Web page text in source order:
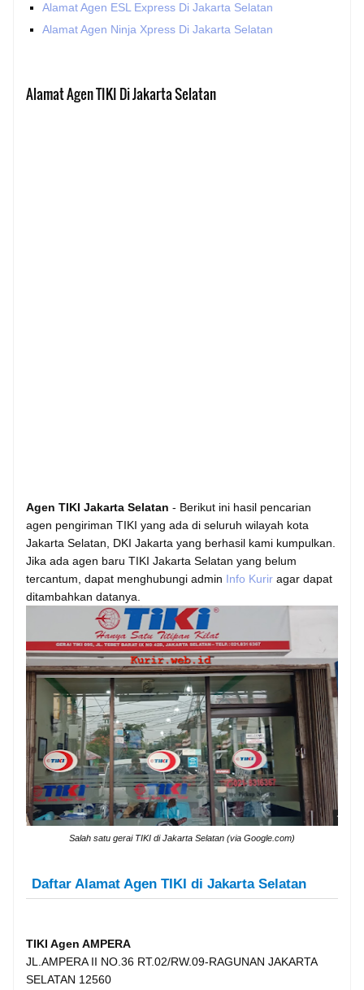
Alamat Agen ESL Express Di Jakarta Selatan
Alamat Agen Ninja Xpress Di Jakarta Selatan
Alamat Agen TIKI Di Jakarta Selatan
Agen TIKI Jakarta Selatan - Berikut ini hasil pencarian
agen pengiriman TIKI yang ada di seluruh wilayah kota
Jakarta Selatan, DKI Jakarta yang berhasil kami kumpulkan.
Jika ada agen baru TIKI Jakarta Selatan yang belum
tercantum, dapat menghubungi admin Info Kurir agar dapat
ditambahkan datanya.
Salah satu gerai TIKI di Jakarta Selatan (via Google.com)
Daftar Alamat Agen TIKI di Jakarta Selatan
TIKI Agen AMPERA
JL.AMPERA II NO.36 RT.02/RW.09-RAGUNAN JAKARTA
SELATAN 12560